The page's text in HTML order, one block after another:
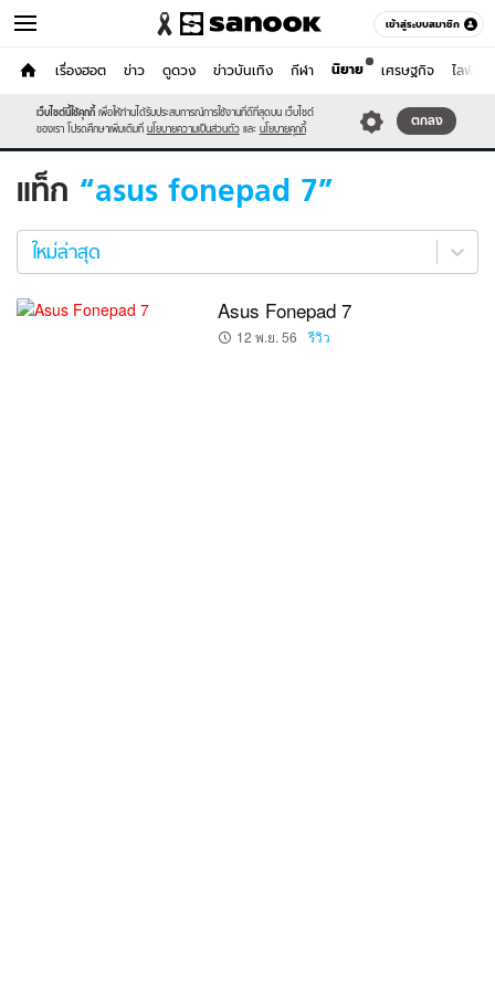
เข้าสู่ระบบสมาชิก
หน้าแรก
เรื่องฮอต ข่าว ดูดวง ข่าวบันเทิง กีฬา เศรษฐกิจ ไลฟ์สไ
นิยาย
ไอที หมวดอื่นๆ
เว็บไซต์นี้ใช้คุกกี้ เพื่อให้ท่านได้รับประสบการณ์การใช้งานที่ดีที่สุดบน เว็บไซต์
ของเรา โปรดศึกษาเพิ่มเติมที่ นโยบายความเป็นส่วนตัว และ นโยบายคุกกี้
ตกลง
แท็ก asus fonepad 7
asus
fonepad
7
ใหม่
ล่าสุด
ใหม่ล่าสุด
Asus Fonepad 7
12 พ.ย. 56 รีวิว